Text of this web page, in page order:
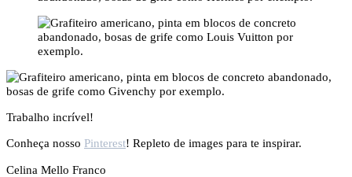
Trabalho incrível!
Conheça nosso Pinterest! Repleto de images para te inspirar.
Celina Mello Franco